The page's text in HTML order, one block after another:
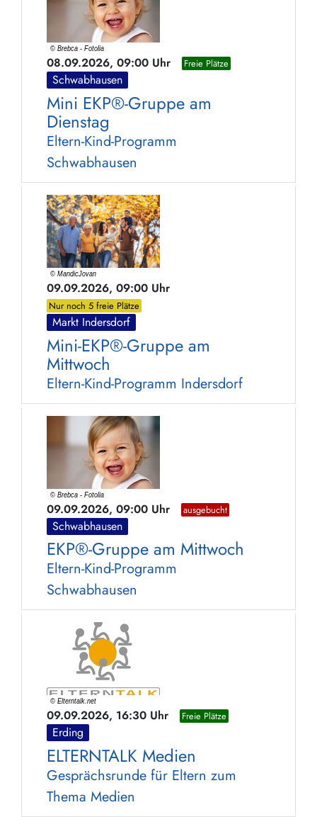
08.09.2026, 09:00 Uhr Freie Plätze
Schwabhausen
Mini EKP®-Gruppe am
Dienstag
Eltern-Kind-Programm
Schwabhausen
09.09.2026, 09:00 Uhr
Nur noch 5 freie Plätze
Markt Indersdorf
Mini-EKP®-Gruppe am
Mittwoch
Eltern-Kind-Programm Indersdorf
09.09.2026, 09:00 Uhr ausgebucht
Schwabhausen
EKP®-Gruppe am Mittwoch
Eltern-Kind-Programm
Schwabhausen
09.09.2026, 16:30 Uhr Freie Plätze
Erding
ELTERNTALK Medien
Gesprächsrunde für Eltern zum
Thema Medien